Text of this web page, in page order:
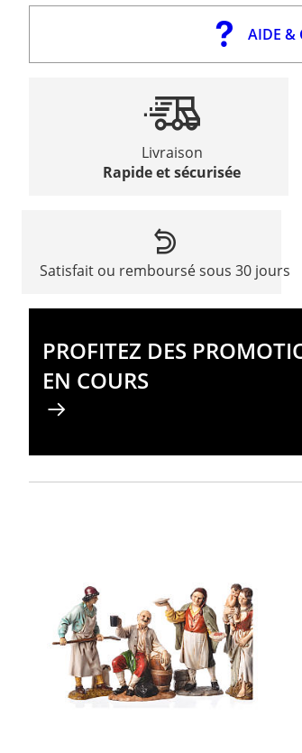
AIDE &
Livraison
Rapide et sécurisée
Satisfait ou remboursé sous 30 jours
PROFITEZ DES
EN COURS